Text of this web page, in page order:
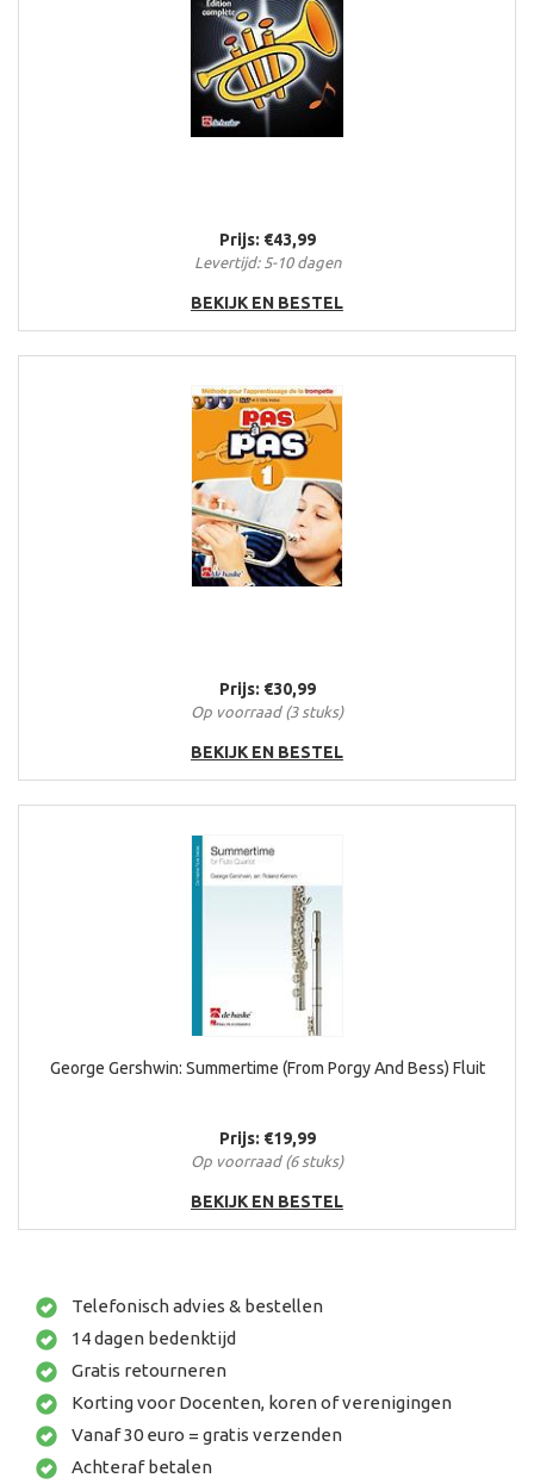
Prijs: €43,99
Levertijd: 5-10 dagen
BEKIJK EN BESTEL
Prijs: €30,99
Op voorraad (3 stuks)
BEKIJK EN BESTEL
George Gershwin: Summertime (From Porgy And Bess) Fluit
Prijs: €19,99
Op voorraad (6 stuks)
BEKIJK EN BESTEL
Telefonisch advies & bestellen
14 dagen bedenktijd
Gratis retourneren
Korting voor Docenten, koren of verenigingen
Vanaf 30 euro = gratis verzenden
Achteraf betalen